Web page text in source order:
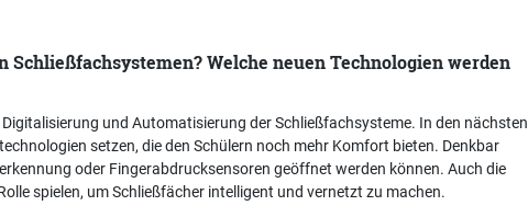
Welche neuen Technologien werden
und Automatisierung der Schließfachsysteme. In den nächsten
setzen, die den Schülern noch mehr Komfort bieten. Denkbar
oder Fingerabdrucksensoren geöffnet werden können. Auch die
spielen, um Schließfächer intelligent und vernetzt zu machen.